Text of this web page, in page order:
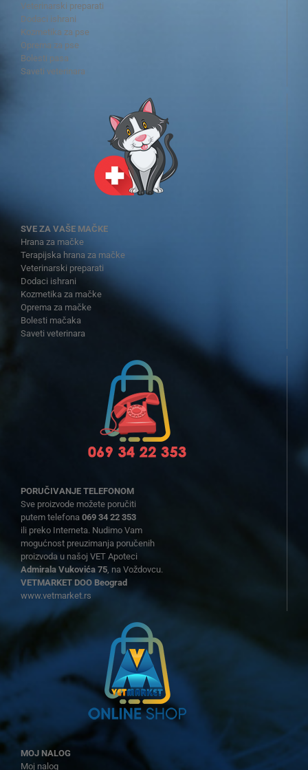
Veterinarski preparati
Dodaci ishrani
Kozmetika za pse
Oprema za pse
Bolesti pasa
Saveti veterinara
SVE ZA VAŠE MAČKE
Hrana za mačke
Terapijska hrana za mačke
Veterinarski preparati
Dodaci ishrani
Kozmetika za mačke
Oprema za mačke
Bolesti mačaka
Saveti veterinara
PORUČIVANJE TELEFONOM
Sve proizvode možete poručiti
putem telefona 069 34 22 353
ili preko Interneta. Nudimo Vam
mogućnost preuzimanja poručenih
proizvoda u našoj VET Apoteci
Admirala Vukovića 75, na Voždovcu.
VETMARKET DOO Beograd
www.vetmarket.rs
MOJ NALOG
Moj nalog